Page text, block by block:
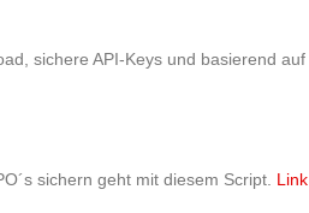
sichere API-Keys und basierend auf
sichern geht mit diesem Script. Link